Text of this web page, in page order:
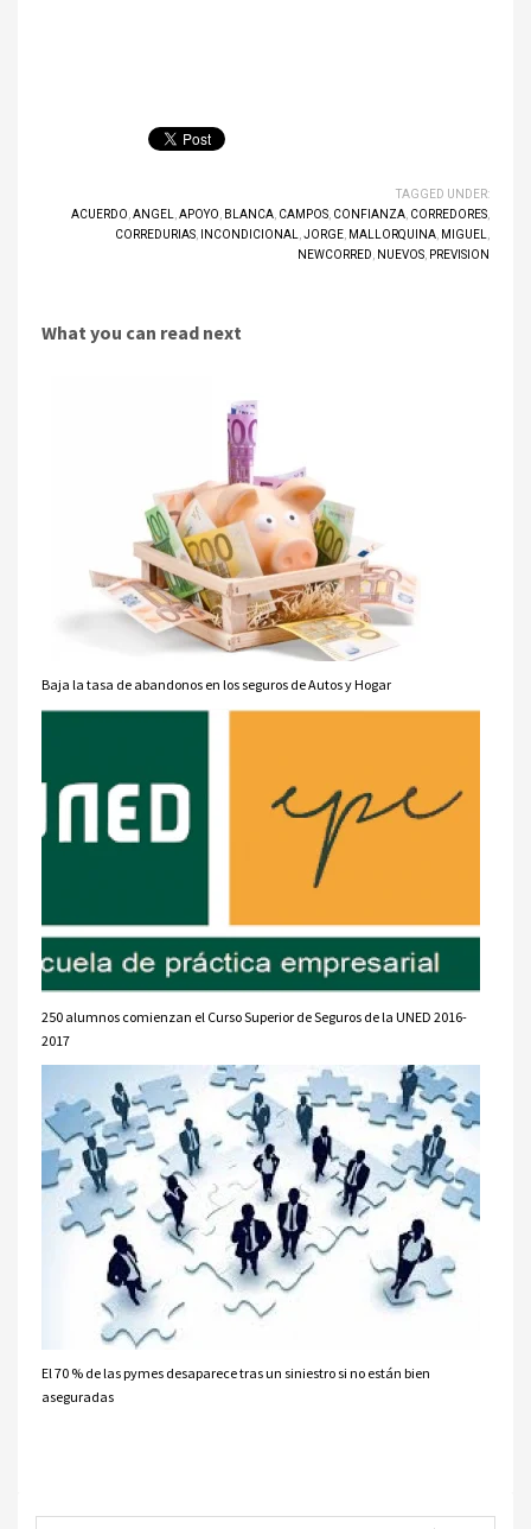
TAGGED UNDER:
ACUERDO ANGEL APOYO BLANCA CAMPOS CONFIANZA CORREDORES
CORREDURIAS
INCONDICIONAL JORGE MALLORQUINA MIGUEL
NEWCORRED
NUEVOS PREVISION
What you can read next
Baja la tasa de abandonos en los seguros de Autos y Hogar
250 alumnos comienzan el Curso Superior de Seguros de la UNED 2016-
2017
El 70 % de las pymes desaparece tras un siniestro si no están bien
aseguradas